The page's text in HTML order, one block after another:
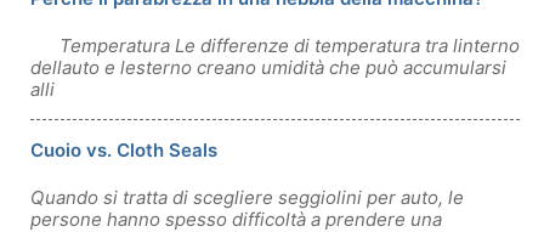
Temperatura Le differenze di temperatura tra linterno
dellauto e lesterno creano umidità che può accumularsi
alli
Cuoio vs. Cloth Seals
Quando si tratta di scegliere seggiolini per auto, le
persone hanno spesso difficoltà a prendere una